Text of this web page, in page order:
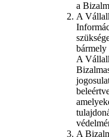
a
A
bármely
A
A